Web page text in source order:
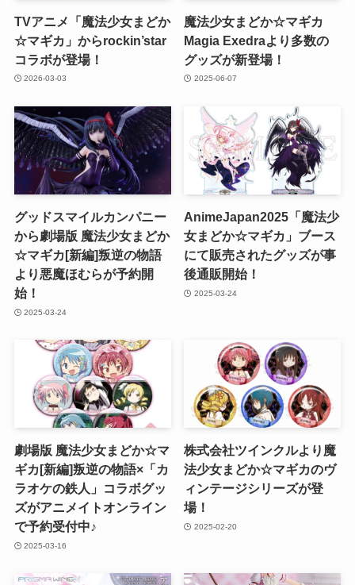
TVアニメ「魔法少女まどか
☆マギカ」からrockin’star
コラボが登場！
2026-03-03
魔法少女まどか☆マギカ
Magia Exedraより多数の
グッズが新登場！
2025-06-07
グッドスマイルカンパニー
から劇場版 魔法少女まどか
☆マギカ[新編]叛逆の物語
より悪魔ほむらが予約開
始！
2025-03-24
AnimeJapan2025「魔法少
女まどか☆マギカ」ブース
にて販売されたグッズが事
後通販開始！
2025-03-24
劇場版 魔法少女まどか☆マ
ギカ[新編]叛逆の物語×「カ
ラオケの鉄人」コラボグッ
ズがアニメイトオンライン
で予約受付中♪
2025-03-16
株式会社ツインクルより魔
法少女まどか☆マギカのヴ
ィンテージシリーズが登
場！
2025-02-20